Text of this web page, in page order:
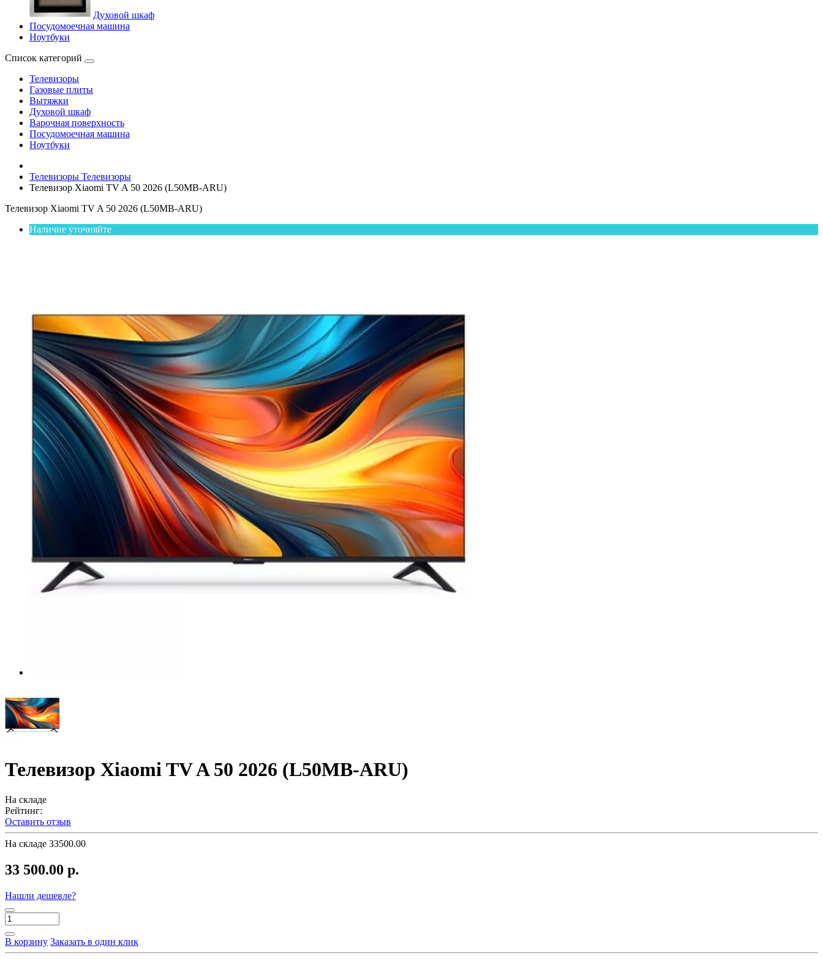
Духовой шкаф
Посудомоечная машина
Ноутбуки
Список категорий
Телевизоры
Газовые плиты
Вытяжки
Духовой шкаф
Варочная поверхность
Посудомоечная машина
Ноутбуки
Телевизоры Телевизоры
Телевизор Xiaomi TV A 50 2026 (L50MB-ARU)
Телевизор Xiaomi TV A 50 2026 (L50MB-ARU)
Наличие уточняйте
Телевизор Xiaomi TV A 50 2026 (L50MB-ARU)
На складе
Рейтинг:
Оставить отзыв
На складе 33500.00
33 500.00 р.
Нашли дешевле?
В корзину Заказать в один клик